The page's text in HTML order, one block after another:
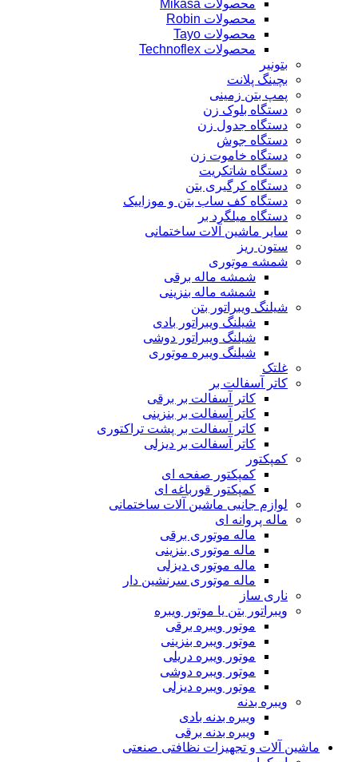
محصولات Mikasa
محصولات Robin
محصولات Tayo
محصولات Technoflex
بتونیر
بچینگ پلانت
پمپ بتن زمینی
دستگاه بلوک زن
دستگاه جدول زن
دستگاه جوش
دستگاه خاموت زن
دستگاه شاتکریت
دستگاه کرگیری بتن
دستگاه کف ساب بتن و موزاییک
دستگاه میلگرد بر
سایر ماشین آلات ساختمانی
ستون ریز
شمشه موتوری
شمشه ماله برقی
شمشه ماله بنزینی
شیلنگ ویبراتور بتن
شیلنگ ویبراتور بادی
شیلنگ ویبراتور دوشی
شیلنگ ویبره موتوری
غلتک
کاتر آسفالت بر
کاتر آسفالت بر برقی
کاتر آسفالت بر بنزینی
کاتر آسفالت بر پشت تراکتوری
کاتر آسفالت بر دیزلی
کمپکتور
کمپکتور صفحه ای
کمپکتور قورباغه ای
لوازم جانبی ماشین آلات ساختمانی
ماله پروانه ای
ماله موتوری برقی
ماله موتوری بنزینی
ماله موتوری دیزلی
ماله موتوری سرنشین دار
ناری ساز
ویبراتور بتن یا موتور ویبره
موتور ویبره برقی
موتور ویبره بنزینی
موتور ویبره دریلی
موتور ویبره دوشی
موتور ویبره دیزلی
ویبره بدنه
ویبره بدنه بادی
ویبره بدنه برقی
ماشین آلات و تجهیزات نظافتی صنعتی